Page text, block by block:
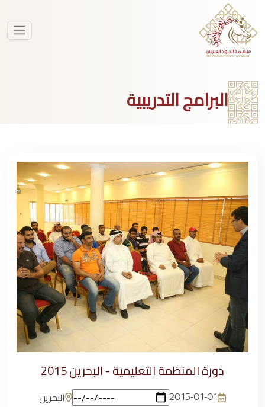
البرامج التدريبية
دورة المنظمة التعليمية - البحرين 2015
2015-01-01 البحرين